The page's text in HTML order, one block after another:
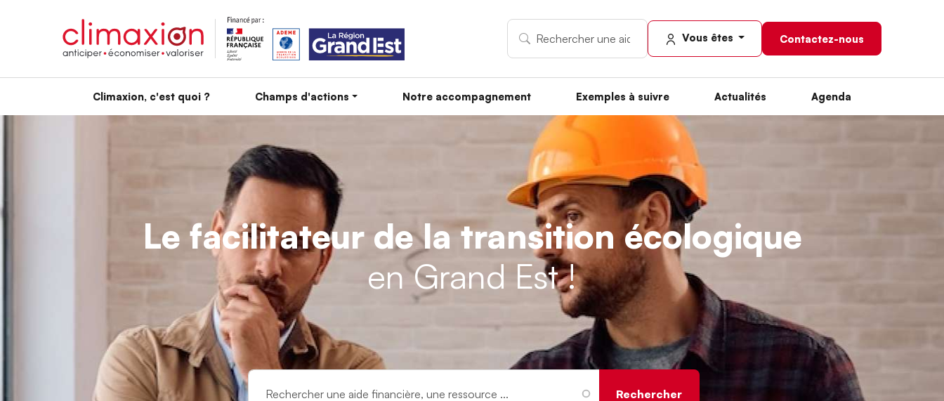
Vous êtes Contactez-nous
Climaxion, c'est quoi ? Champs d'actions Notre accompagnement Exemples à suivre Actualités Agenda
Le facilitateur de la transition écologique
en Grand Est !